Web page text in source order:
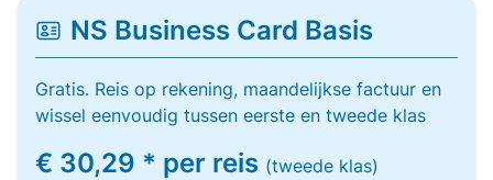
NS Business Card Basis
Gratis. Reis op rekening, maandelijkse factuur en
wissel eenvoudig tussen eerste en tweede klas
€ 30,29 * per reis (tweede klas)